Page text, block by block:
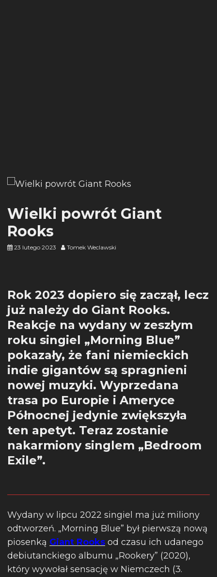
Wielki powrót Giant
Rooks
23 lutego 2023 Tomek Weclawski
Rok 2023 dopiero się zaczął, lecz
już należy do Giant Rooks.
Reakcje na wydany w zeszłym
roku singiel „Morning Blue”
pokazały, że fani niemieckich
indie gigantów są spragnieni
nowej muzyki. Wyprzedana
trasa po Europie i Ameryce
Północnej jedynie zwiększyła
ten apetyt. Teraz zostanie
nakarmiony singlem „Bedroom
Exile”.
Wydany w lipcu 2022 singiel ma już miliony
odtworzeń. „Morning Blue” był pierwszą nową
piosenką Giant Rooks od czasu ich udanego
debiutanckiego albumu „Rookery” (2020),
który wywołał sensację w Niemczech (3.